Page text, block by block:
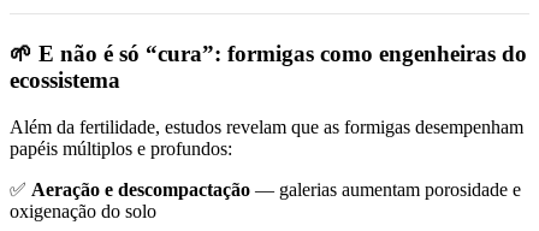
🌱 E não é só “cura”: formigas como engenheiras do
ecossistema
Além da fertilidade, estudos revelam que as formigas desempenham
papéis múltiplos e profundos:
✅ Aeração e descompactação — galerias aumentam porosidade e
oxigenação do solo